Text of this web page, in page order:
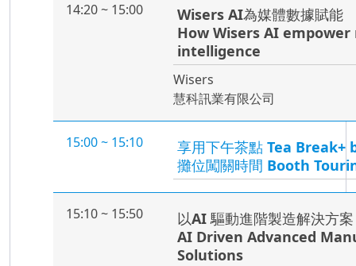
14:20 ~ 15:00
Wisers AI為媒體數據賦能
How Wisers AI empower
intelligence
Wisers
慧科訊業有限公司
15:00 ~ 15:10
享用下午茶點 Tea
攤位闖關時間 Booth
15:10 ~ 15:50
以AI 驅動進階製造解決方
AI Driven Advanced
Solutions